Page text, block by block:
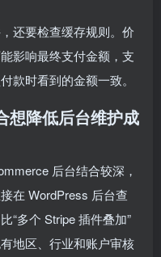
还要检查缓存规则。价
影响最终支付金额，支
款时看到的金额一致。
想降低后台维护成
后台结合较深，
在 WordPress 后台查
“多个 Stripe 插件叠加”
地区、行业和账户审核